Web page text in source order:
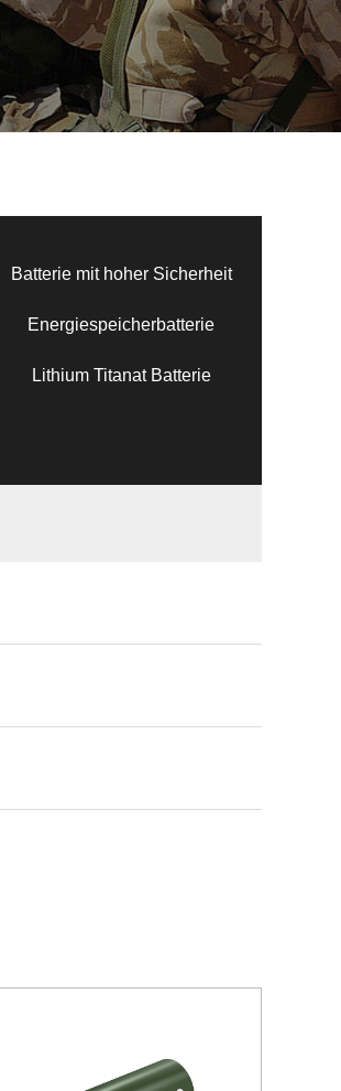
Batterie mit hoher Sicherheit
Energiespeicherbatterie
Lithium Titanat Batterie